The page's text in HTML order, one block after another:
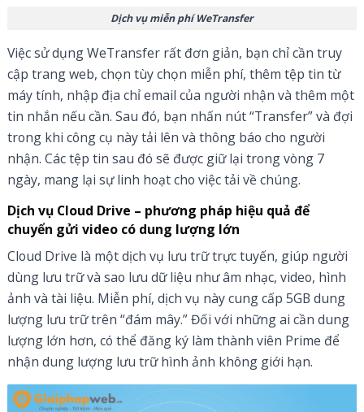
Dịch vụ miễn phí WeTransfer
Việc sử dụng WeTransfer rất đơn giản, bạn chỉ cần truy
cập trang web, chọn tùy chọn miễn phí, thêm tệp tin từ
máy tính, nhập địa chỉ email của người nhận và thêm một
tin nhắn nếu cần. Sau đó, bạn nhấn nút “Transfer” và đợi
trong khi công cụ này tải lên và thông báo cho người
nhận. Các tệp tin sau đó sẽ được giữ lại trong vòng 7
ngày, mang lại sự linh hoạt cho việc tải về chúng.
Dịch vụ Cloud Drive – phương pháp hiệu quả để
chuyển gửi video có dung lượng lớn
Cloud Drive là một dịch vụ lưu trữ trực tuyến, giúp người
dùng lưu trữ và sao lưu dữ liệu như âm nhạc, video, hình
ảnh và tài liệu. Miễn phí, dịch vụ này cung cấp 5GB dung
lượng lưu trữ trên “đám mây.” Đối với những ai cần dung
lượng lớn hơn, có thể đăng ký làm thành viên Prime để
nhận dung lượng lưu trữ hình ảnh không giới hạn.